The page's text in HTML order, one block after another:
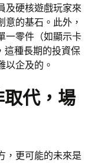
及硬核遊戲玩家來
的基石。此外，
一零件（如顯示卡
這種長期的投資保
以企及的。
代，場
，更可能的未來是